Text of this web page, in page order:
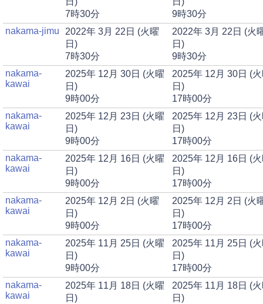
7時30分
9時30分
nakama-jimu
2022年 3月 22日 (火曜
日)
7時30分
2022年 3月 22日 (火
日)
9時30分
nakama-
kawai
2025年 12月 30日 (火曜
日)
9時00分
2025年 12月 30日 (
日)
17時00分
nakama-
kawai
2025年 12月 23日 (火曜
日)
9時00分
2025年 12月 23日 (
日)
17時00分
nakama-
kawai
2025年 12月 16日 (火曜
日)
9時00分
2025年 12月 16日 (
日)
17時00分
nakama-
kawai
2025年 12月 2日 (火曜
日)
9時00分
2025年 12月 2日 (火
日)
17時00分
nakama-
kawai
2025年 11月 25日 (火曜
日)
9時00分
2025年 11月 25日 (
日)
17時00分
nakama-
kawai
2025年 11月 18日 (火曜
日)
2025年 11月 18日 (
日)